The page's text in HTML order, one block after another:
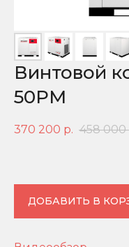
Винтовой
50PM
370 200 р. 458 000
ДОБАВИТЬ В